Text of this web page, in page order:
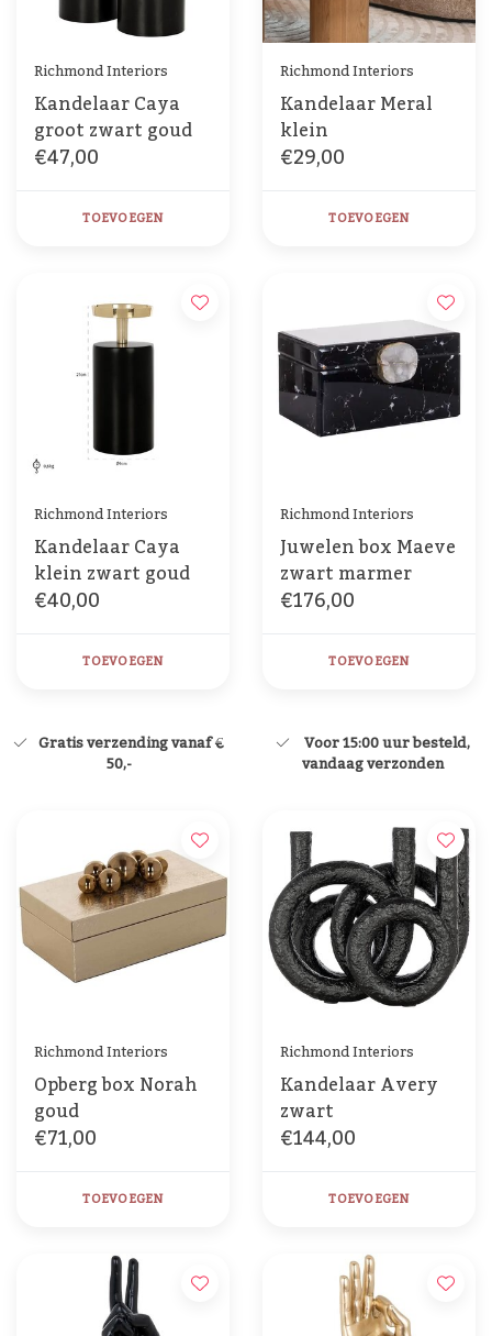
Richmond Interiors
Kandelaar Caya
groot zwart goud
€47,00
TOEVOEGEN
Richmond Interiors
Kandelaar Meral
klein
€29,00
TOEVOEGEN
Richmond Interiors
Kandelaar Caya
klein zwart goud
€40,00
TOEVOEGEN
Richmond Interiors
Juwelen box Maeve
zwart marmer
€176,00
TOEVOEGEN
Gratis verzending vanaf €
50,-
Voor 15:00 uur besteld,
vandaag verzonden
Richmond Interiors
Opberg box Norah
goud
€71,00
TOEVOEGEN
Richmond Interiors
Kandelaar Avery
zwart
€144,00
TOEVOEGEN